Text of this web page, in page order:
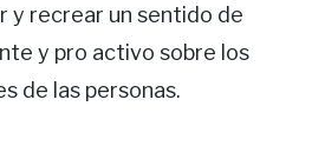
y recrear un sentido de
y pro activo sobre los
de las personas.